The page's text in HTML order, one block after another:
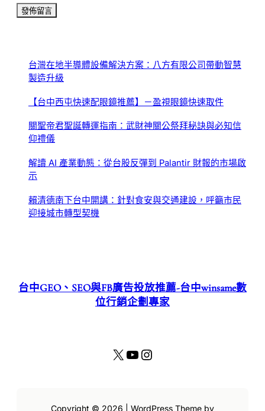
台灣在地半導體設備解決方案：八方有限公司帶動智慧
製造升級
【台中西屯快速配眼鏡推薦】－盈視眼鏡快速取件
關聖帝君聖誕轉運指南：武財神關公祭拜秘訣與必知信
仰禮儀
解讀 AI 產業動態：從台股反彈到 Palantir 財報的市場啟
示
賴清德南下台中開講：針對食安與交通建設，呼籲市民
迎接城市轉型契機
台中GEO、SEO與FB廣告投放推薦-台中winsame數
位行銷企劃專家
X YouTube Instagram
Copyright © 2026 | WordPress Theme by